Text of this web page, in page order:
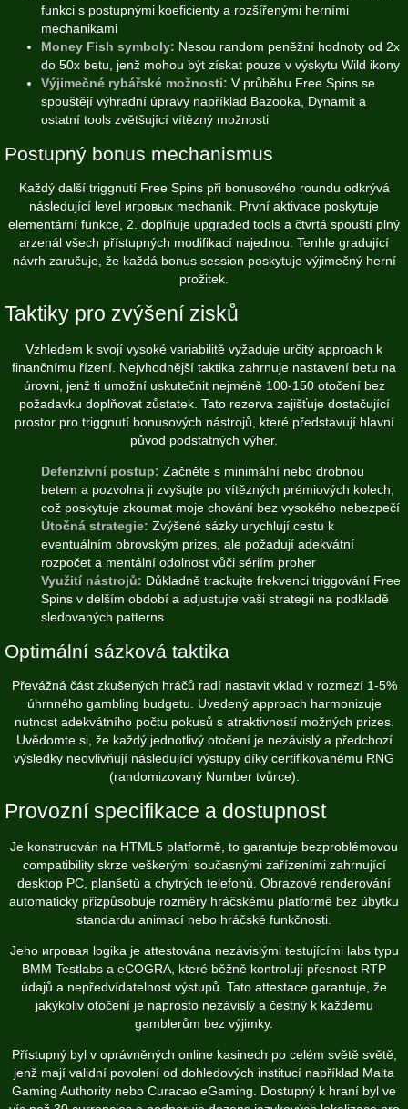
funkci s postupnými koeficienty a rozšířenými herními
mechanikami
Money Fish symboly: Nesou random peněžní hodnoty od 2x
do 50x betu, jenž mohou být získat pouze v výskytu Wild ikony
Výjimečné rybářské možnosti: V průběhu Free Spins se
spouštějí výhradní úpravy například Bazooka, Dynamit a
ostatní tools zvětšující vítězný možnosti
Postupný bonus mechanismus
Každý další triggnutí Free Spins při bonusového roundu odkrývá
následující level игровых mechanik. První aktivace poskytuje
elementární funkce, 2. doplňuje upgraded tools a čtvrtá spouští plný
arzenál všech přístupných modifikací najednou. Tenhle gradující
návrh zaručuje, že každá bonus session poskytuje výjimečný herní
prožitek.
Taktiky pro zvýšení zisků
Vzhledem k svojí vysoké variabilitě vyžaduje určitý approach k
finančnímu řízení. Nejvhodnější taktika zahrnuje nastavení betu na
úrovni, jenž ti umožní uskutečnit nejméně 100-150 otočení bez
požadavku doplňovat zůstatek. Tato rezerva zajišťuje dostačující
prostor pro triggnutí bonusových nástrojů, které představují hlavní
původ podstatných výher.
Defenzivní postup: Začněte s minimální nebo drobnou
betem a pozvolna ji zvyšujte po vítězných prémiových kolech,
což poskytuje zkoumat moje chování bez vysokého nebezpečí
Útočná strategie: Zvýšené sázky urychlují cestu k
eventuálním obrovským prizes, ale požadují adekvátní
rozpočet a mentální odolnost vůči sériím proher
Využití nástrojů: Důkladně trackujte frekvenci triggování Free
Spins v delším období a adjustujte vaši strategii na podkladě
sledovaných patterns
Optimální sázková taktika
Převážná část zkušených hráčů radí nastavit vklad v rozmezí 1-5%
úhrnného gambling budgetu. Uvedený approach harmonizuje
nutnost adekvátního počtu pokusů s atraktivností možných prizes.
Uvědomte si, že každý jednotlivý otočení je nezávislý a předchozí
výsledky neovlivňují následující výstupy díky certifikovanému RNG
(randomizovaný Number tvůrce).
Provozní specifikace a dostupnost
Je konstruován na HTML5 platformě, to garantuje bezproblémovou
compatibility skrze veškerými současnými zařízeními zahrnující
desktop PC, planšetů a chytrých telefonů. Obrazové renderování
automaticky přizpůsobuje rozměry hráčskému platformě bez úbytku
standardu animací nebo hráčské funkčnosti.
Jeho игровая logika je attestována nezávislými testujícími labs typu
BMM Testlabs a eCOGRA, které běžně kontrolují přesnost RTP
údajů a nepředvídatelnost výstupů. Tato attestace garantuje, že
jakýkoliv otočení je naprosto nezávislý a čestný k každému
gamblerům bez výjimky.
Přístupný byl v oprávněných online kasinech po celém světě světě,
jenž mají validní povolení od dohledových institucí například Malta
Gaming Authority nebo Curacao eGaming. Dostupný k hraní byl ve